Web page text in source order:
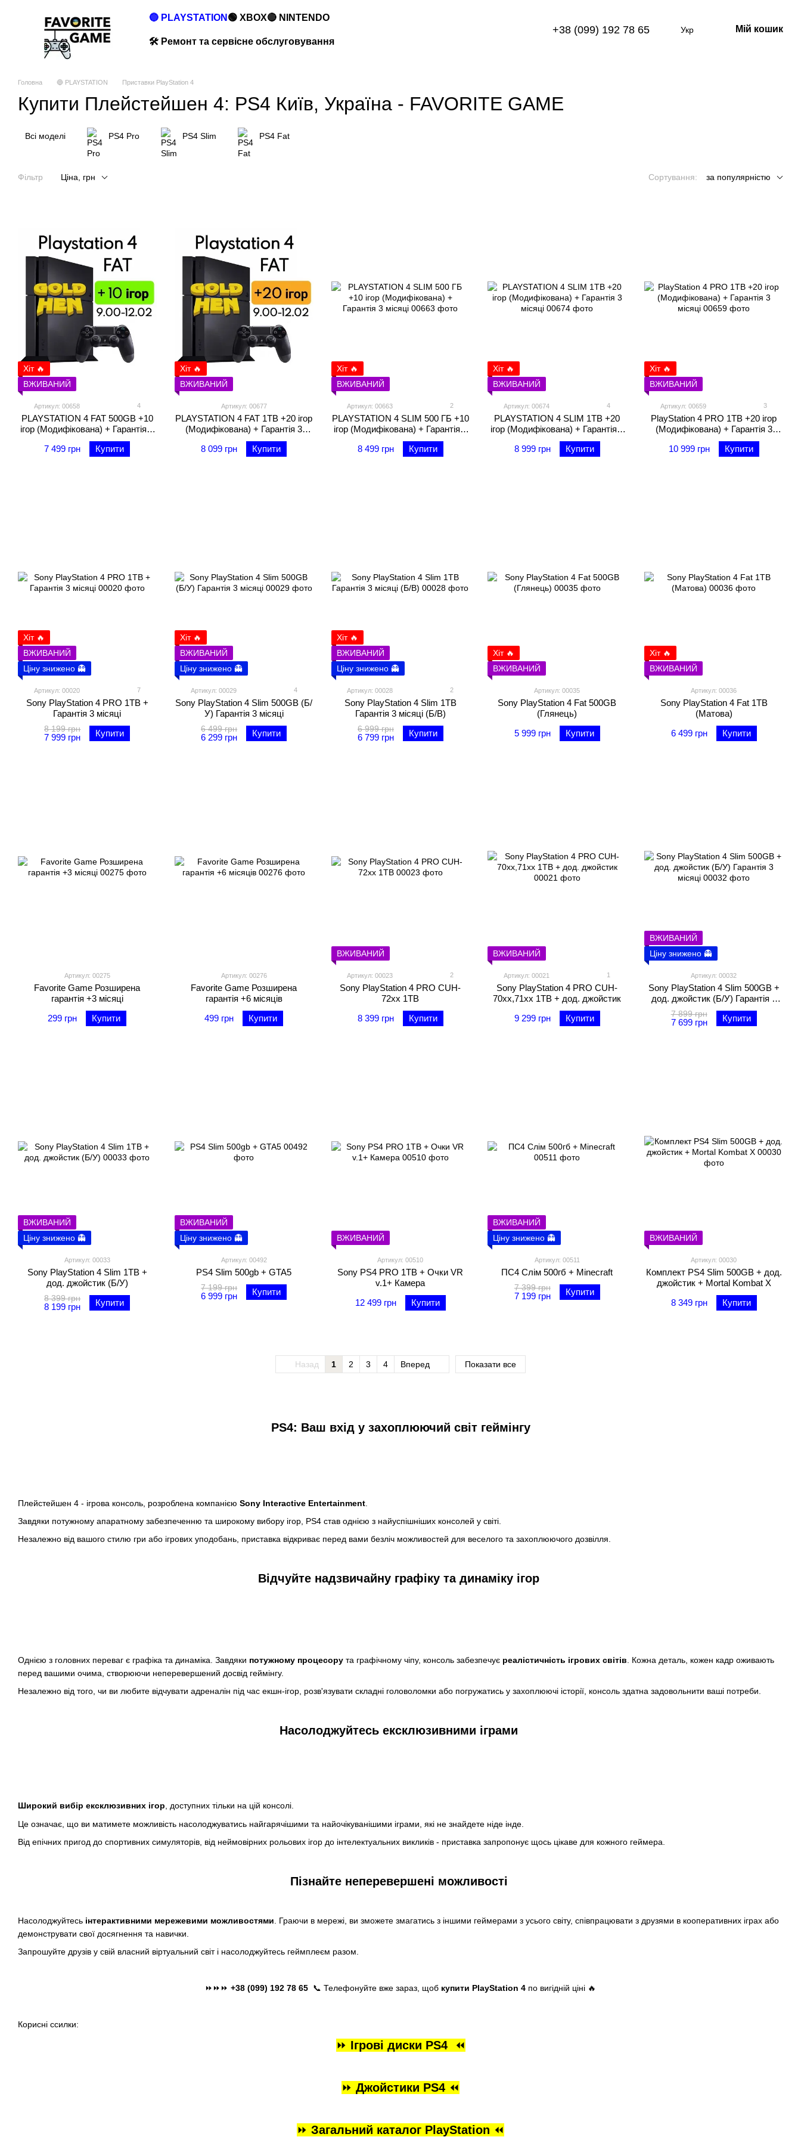
🔵 PLAYSTATION 🟢 XBOX🔴 NINTENDO
🛠️ Ремонт та сервісне обслуговування
+38 (099) 192 78 65 Укр Мій кошик
Головна 🔵 PLAYSTATION Приставки PlayStation 4
Купити Плейстейшен 4: PS4 Київ, Україна - FAVORITE GAME
Всі моделі PS4 Pro PS4 Slim PS4 Fat
Фільтр Ціна, грн Сортування: за популярністю
PS4: Ваш вхід у захоплюючий світ геймінгу
Плейстейшен 4 - ігрова консоль, розроблена компанією Sony Interactive Entertainment
Завдяки потужному апаратному забезпеченню та широкому вибору ігор, PS4 став однією з найуспішніших консолей у світі.
Незалежно від вашого стилю гри або ігрових уподобань, приставка відкриває перед вами безліч можливостей для веселого та захоплюючого дозвілля.
Відчуйте надзвичайну графіку та динаміку ігор
Однією з головних переваг є графіка та динаміка. Завдяки потужному процесору та графічному чіпу, консоль забезпечує реалістичність ігрових світів . Кожна деталь, кожен кадр оживають
перед вашими очима, створюючи неперевершений досвід геймінгу.
Незалежно від того, чи ви любите відчувати адреналін під час екшн-ігор, розв'язувати складні головоломки або погружатись у захоплюючі історії, консоль здатна задовольнити ваші потреби.
Насолоджуйтесь ексклюзивними іграми
Широкий вибір ексклюзивних ігор, доступних тільки на цій консолі.
Це означає, що ви матимете можливість насолоджуватись найгарячішими та найочікуванішими іграми, які не знайдете ніде інде.
Від епічних пригод до спортивних симуляторів, від неймовірних рольових ігор до інтелектуальних викликів - приставка запропонує щось цікаве для кожного геймера.
Пізнайте неперевершені можливості
Насолоджуйтесь інтерактивними мережевими можливостями . Граючи в мережі, ви зможете змагатись з іншими геймерами з усього світу, співпрацювати з друзями в кооперативних іграх або
демонструвати свої досягнення та навички.
Запрошуйте друзів у свій власний віртуальний світ і насолоджуйтесь геймплеєм разом.
⏩⏩⏩ +38 (099) 192 78 65 📞 Телефонуйте вже зараз, щоб купити PlayStation 4 по вигідній ціні 🔥
Корисні ссилки:
⏩ Ігрові диски PS4 ⏪
⏩ Джойстики PS4 ⏪
⏩ Загальний каталог PlayStation ⏪
Хіт 🔥
ВЖИВАНИЙ
Артикул: 00658 4
PLAYSTATION 4 FAT 500GB +10
ігор (Модифікована) + Гарантія 3
місяці
7 499 грн
Купити
Хіт 🔥
ВЖИВАНИЙ
Артикул: 00677
PLAYSTATION 4 FAT 1TB +20 ігор
(Модифікована) + Гарантія 3
місяці
8 099 грн
Купити
Хіт 🔥
ВЖИВАНИЙ
Артикул: 00663 2
PLAYSTATION 4 SLIM 500 ГБ +10
ігор (Модифікована) + Гарантія 3
місяці
8 499 грн
Купити
Хіт 🔥
ВЖИВАНИЙ
Артикул: 00674 4
PLAYSTATION 4 SLIM 1TB +20
ігор (Модифікована) + Гарантія 3
місяці
8 999 грн
Купити
Хіт 🔥
ВЖИВАНИЙ
Артикул: 00659 3
PlayStation 4 PRO 1TB +20 ігор
(Модифікована) + Гарантія 3
місяці
10 999 грн
Купити
Хіт 🔥
ВЖИВАНИЙ
Ціну знижено 👻
Артикул: 00020 7
Sony PlayStation 4 PRO 1TB +
Гарантія 3 місяці
8 199 грн
7 999 грн Купити
Хіт 🔥
ВЖИВАНИЙ
Ціну знижено 👻
Артикул: 00029 4
Sony PlayStation 4 Slim 500GB (Б/
У) Гарантія 3 місяці
6 499 грн
6 299 грн Купити
Хіт 🔥
ВЖИВАНИЙ
Ціну знижено 👻
Артикул: 00028 2
Sony PlayStation 4 Slim 1TB
Гарантія 3 місяці (Б/В)
6 999 грн
6 799 грн Купити
Хіт 🔥
ВЖИВАНИЙ
Артикул: 00035
Sony PlayStation 4 Fat 500GB
(Глянець)
5 999 грн
Купити
Хіт 🔥
ВЖИВАНИЙ
Артикул: 00036
Sony PlayStation 4 Fat 1TB
(Матова)
6 499 грн
Купити
Артикул: 00275
Favorite Game Розширена
гарантія +3 місяці
299 грн
Купити
Артикул: 00276
Favorite Game Розширена
гарантія +6 місяців
499 грн
Купити
ВЖИВАНИЙ
Артикул: 00023 2
Sony PlayStation 4 PRO CUH-
72xx 1TB
8 399 грн
Купити
ВЖИВАНИЙ
Артикул: 00021 1
Sony PlayStation 4 PRO CUH-
70xx,71xx 1TB + дод. джойстик
9 299 грн
Купити
ВЖИВАНИЙ
Ціну знижено 👻
Артикул: 00032
Sony PlayStation 4 Slim 500GB +
дод. джойстик (Б/У) Гарантія 3
місяці
7 899 грн
7 699 грн Купити
ВЖИВАНИЙ
Ціну знижено 👻
Артикул: 00033
Sony PlayStation 4 Slim 1TB +
дод. джойстик (Б/У)
8 399 грн
8 199 грн Купити
ВЖИВАНИЙ
Ціну знижено 👻
Артикул: 00492
PS4 Slim 500gb + GTA5
7 199 грн
6 999 грн Купити
ВЖИВАНИЙ
Артикул: 00510
Sony PS4 PRO 1TB + Очки VR
v.1+ Камера
12 499 грн
Купити
ВЖИВАНИЙ
Ціну знижено 👻
Артикул: 00511
ПС4 Слім 500гб + Minecraft
7 399 грн
7 199 грн Купити
ВЖИВАНИЙ
Артикул: 00030
Комплект PS4 Slim 500GB + дод.
джойстик + Mortal Kombat X
8 349 грн
Купити
Назад 1 2 3 4 Вперед Показати все